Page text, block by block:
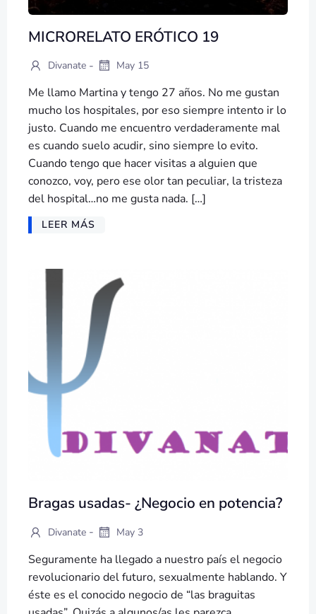
MICRORELATO ERÓTICO 19
Divanate - May 15
Me llamo Martina y tengo 27 años. No me gustan
mucho los hospitales, por eso siempre intento ir lo
justo. Cuando me encuentro verdaderamente mal
es cuando suelo acudir, sino siempre lo evito.
Cuando tengo que hacer visitas a alguien que
conozco, voy, pero ese olor tan peculiar, la tristeza
del hospital…no me gusta nada. […]
LEER MÁS
Bragas usadas- ¿Negocio en potencia?
Divanate - May 3
Seguramente ha llegado a nuestro país el negocio
revolucionario del futuro, sexualmente hablando. Y
éste es el conocido negocio de “las braguitas